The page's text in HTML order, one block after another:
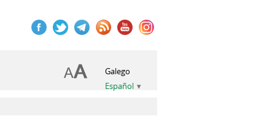
Galego
Español